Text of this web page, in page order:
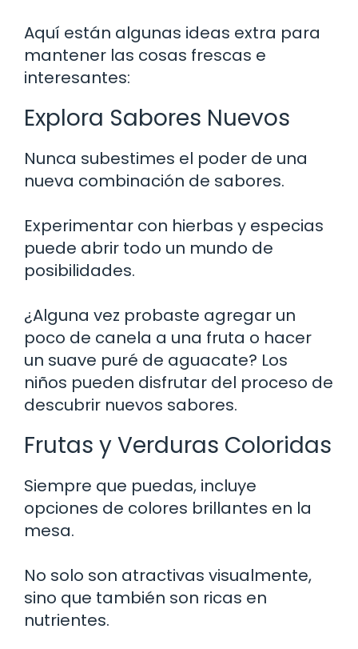
Aquí están algunas ideas extra para
mantener las cosas frescas e
interesantes:
Explora Sabores Nuevos
Nunca subestimes el poder de una
nueva combinación de sabores.
Experimentar con hierbas y especias
puede abrir todo un mundo de
posibilidades.
¿Alguna vez probaste agregar un
poco de canela a una fruta o hacer
un suave puré de aguacate? Los
niños pueden disfrutar del proceso de
descubrir nuevos sabores.
Frutas y Verduras Coloridas
Siempre que puedas, incluye
opciones de colores brillantes en la
mesa.
No solo son atractivas visualmente,
sino que también son ricas en
nutrientes.